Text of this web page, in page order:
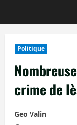
Politique
crime de
Geo Valin